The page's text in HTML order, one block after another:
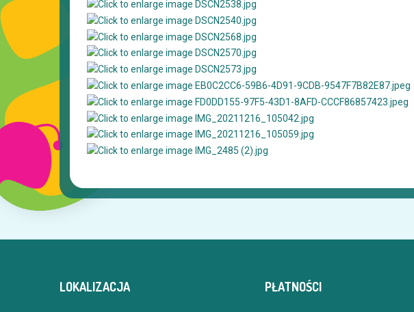
LOKALIZACJA PŁATNOŚCI